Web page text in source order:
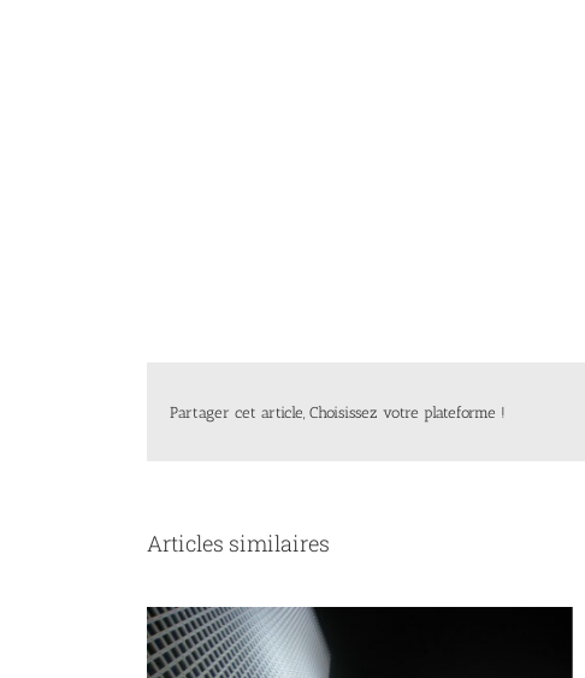
Partager cet article, Choisissez votre plateforme !
Articles similaires